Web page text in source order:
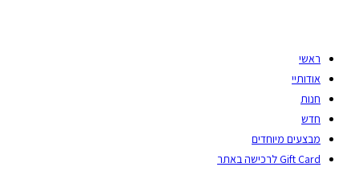
ראשי
אודותיי
חנות
חדש
מבצעים מיוחדים
Gift Card לרכישה באתר